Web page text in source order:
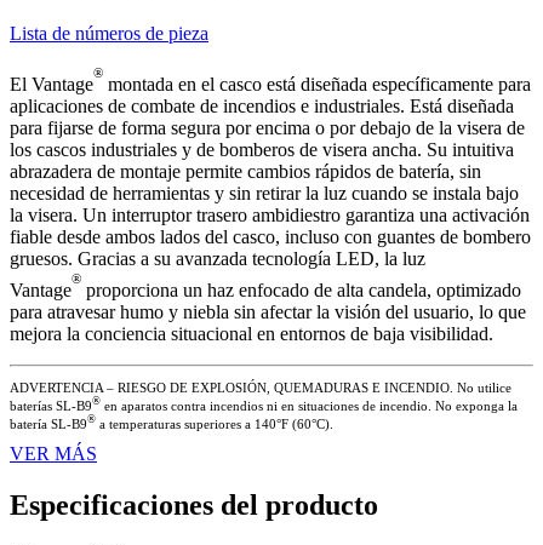
Lista de números de pieza
El Vantage
®
montada en el casco está diseñada específicamente para
aplicaciones de combate de incendios e industriales. Está diseñada
para fijarse de forma segura por encima o por debajo de la visera de
los cascos industriales y de bomberos de visera ancha. Su intuitiva
abrazadera de montaje permite cambios rápidos de batería, sin
necesidad de herramientas y sin retirar la luz cuando se instala bajo
la visera. Un interruptor trasero ambidiestro garantiza una activación
fiable desde ambos lados del casco, incluso con guantes de bombero
gruesos. Gracias a su avanzada tecnología LED, la luz
Vantage
®
proporciona un haz enfocado de alta candela, optimizado
para atravesar humo y niebla sin afectar la visión del usuario, lo que
mejora la conciencia situacional en entornos de baja visibilidad.
ADVERTENCIA – RIESGO DE EXPLOSIÓN, QUEMADURAS E INCENDIO. No utilice
baterías SL-B9® en aparatos contra incendios ni en situaciones de incendio. No exponga la
batería SL-B9® a temperaturas superiores a 140°F (60°C).
VER MÁS
Especificaciones del producto